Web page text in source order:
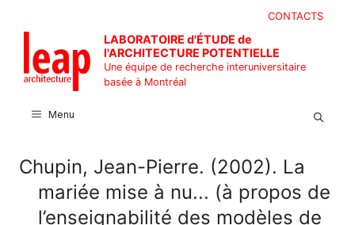
contenu
CONTACTS
LABORATOIRE d'ÉTUDE de
l'ARCHITECTURE POTENTIELLE
Une équipe de recherche interuniversitaire
basée à Montréal
Menu
Chupin, Jean-Pierre. (2002). La
mariée mise à nu... (à propos de
l’enseignabilité des modèles de